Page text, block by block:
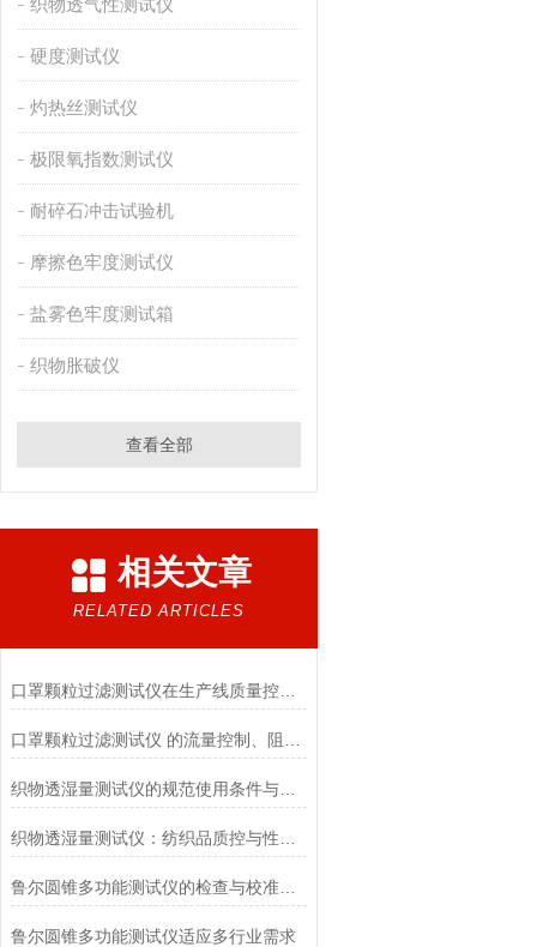
织物透气性测试仪
硬度测试仪
灼热丝测试仪
极限氧指数测试仪
耐碎石冲击试验机
摩擦色牢度测试仪
盐雾色牢度测试箱
织物胀破仪
查看全部
相关文章
RELATED ARTICLES
口罩颗粒过滤测试仪在生产线质量控制与研发筛选中的实战价值
织物透湿量测试仪的规范使用条件与数据保障前提
鲁尔圆锥多功能测试仪的检查与校准流程
鲁尔圆锥多功能测试仪适应多行业需求